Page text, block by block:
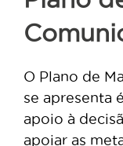
O Plano de
se apresenta
apoio à
apoiar as